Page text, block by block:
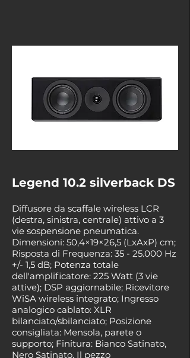
Legend 10.2 silverback DS
Diffusore da scaffale wireless LCR
(destra, sinistra, centrale) attivo a 3
vie sospensione pneumatica.
Dimensioni: 50,4×19×26,5 (LxAxP) cm;
Risposta di Frequenza: 35 - 25.000 Hz
+/- 1,5 dB; Potenza totale
dell'amplificatore: 225 Watt (3 vie
attive); DSP aggiornabile; Ricevitore
WiSA wireless integrato; Ingresso
analogico cablato: XLR
bilanciato/sbilanciato; Posizione
consigliata: Mensola, parete o
supporto; Finitura: Bianco Satinato,
Nero Satinato. Il pezzo